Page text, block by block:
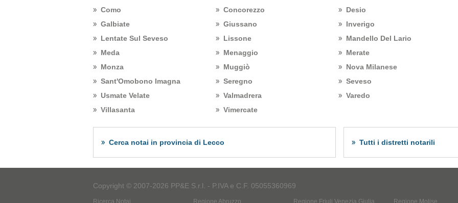
Como
Concorezzo
Desio
Galbiate
Giussano
Inverigo
Lentate Sul Seveso
Lissone
Mandello Del Lario
Meda
Menaggio
Merate
Monza
Muggiò
Nova Milanese
Sant'Omobono Imagna
Seregno
Seveso
Usmate Velate
Valmadrera
Varedo
Villasanta
Vimercate
Cerca notai in provincia di Lecco Tutti i distretti notarili
Copyright © 2007-2026 PP&E S.r.l. - P.IVA e C.F. 05055360969
Ricerca Notai Regione Abruzzo Regione Friuli Venezia Giulia Regione Molise